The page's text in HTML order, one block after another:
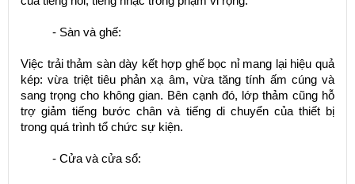
- Sàn và ghế:
Việc trải thảm sàn dày kết hợp ghế bọc nỉ mang lại hiệu quả
kép: vừa triệt tiêu phản xạ âm, vừa tăng tính ấm cúng và
sang trọng cho không gian. Bên cạnh đó, lớp thảm cũng hỗ
trợ giảm tiếng bước chân và tiếng di chuyển của thiết bị
trong quá trình tổ chức sự kiện.
- Cửa và cửa sổ: